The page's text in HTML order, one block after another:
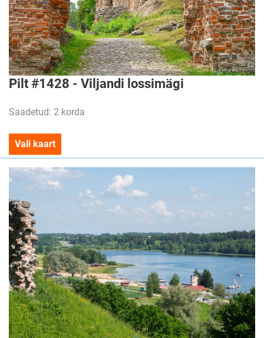
Pilt #1428 - Viljandi lossimägi
Saadetud: 2 korda
Vali kaart